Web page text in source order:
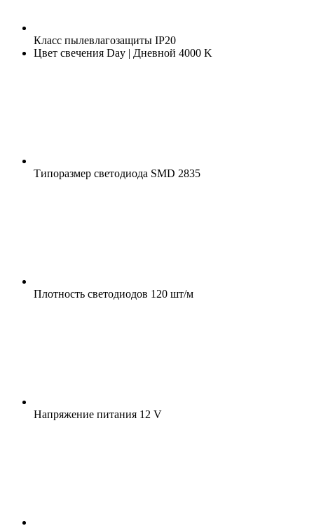
Класс пылевлагозащиты IP20
Цвет свечения Day | Дневной 4000 K
Типоразмер светодиода SMD 2835
Плотность светодиодов 120 шт/м
Напряжение питания 12 V